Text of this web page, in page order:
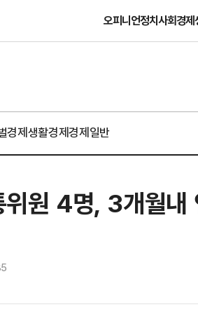
오피니언정치사회경제
경제생활경제경제일반
원 4명, 3개월내